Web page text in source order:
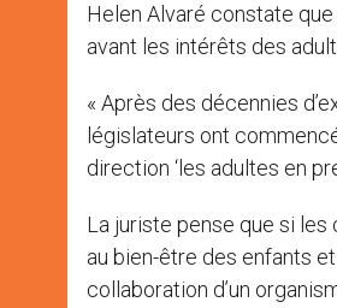
Helen Alvaré constate
avant les intérêts des
« Après des décennies
législateurs ont
direction ‘les adultes en
La juriste pense que si
au bien-être des enfants
collaboration d’un